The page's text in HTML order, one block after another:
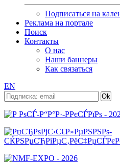
Подписаться на
Реклама на портале
Поиск
Контакты
О нас
Наши баннеры
Как связаться
EN